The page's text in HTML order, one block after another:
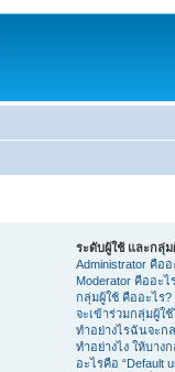
ระดับผู้ใช้ และกลุ่ม
Administrator คืออ
Moderator คืออะไ
กลุ่มผู้ใช้ คืออะไร?
จะเข้าร่วมกลุ่มผู้ใช้
ทำอย่างไรฉันจะก
ทำอย่างไง ให้บาง
อะไรคือ “Default